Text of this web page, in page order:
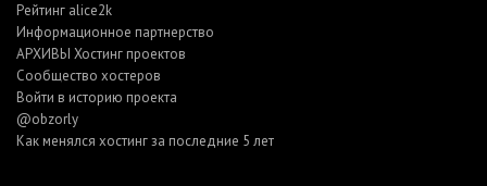
Рейтинг alice2k
Информационное партнерство
АРХИВЫ Хостинг проектов
Cообщество хостеров
Войти в историю проекта
@obzorly
Как менялся хостинг за последние 5 лет